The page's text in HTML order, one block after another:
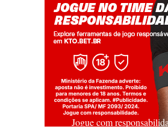
Jogue com